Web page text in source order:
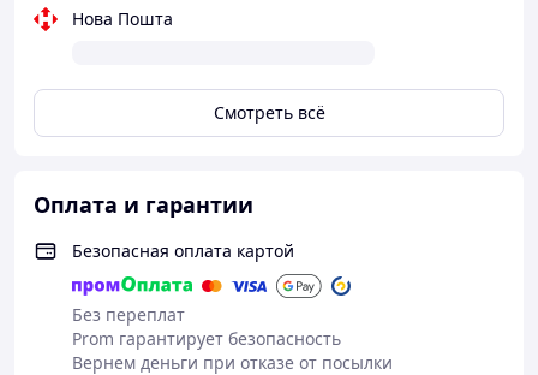
Нова Пошта
Смотреть всё
Оплата и гарантии
Безопасная оплата картой
Без переплат
Prom гарантирует безопасность
Вернем деньги при отказе от посылки